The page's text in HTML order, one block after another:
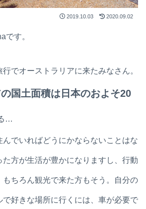
2019.10.03 2020.09.02
す。
でオーストラリアに来たみなさん。
国土面積は日本のおよそ20
…
んでいればどうにかならないことはな
た方が生活が豊かになりますし、行動
もちろん観光で来た方もそう。自分の
で好きな場所に行くには、車が必要で